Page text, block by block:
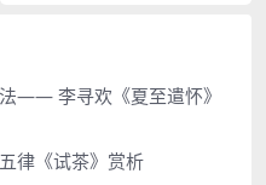
—— 李寻欢《夏至遣怀》
律《试茶》赏析